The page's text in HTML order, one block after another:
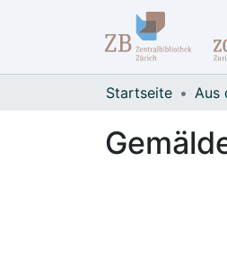
Startseite